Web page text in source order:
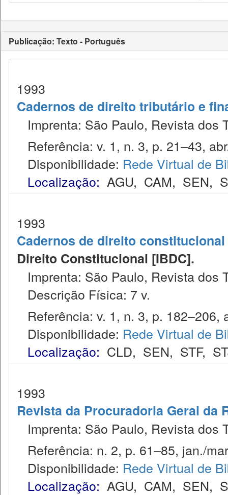
Publicação: Texto - Português
1993
Cadernos de direito tributário e
Imprenta: São Paulo, Revista dos
Referência: v. 1, n. 3, p. 21–43,
Disponibilidade: Rede Virtual de
Localização: AGU, CAM, SEN,
1993
Cadernos de direito
Direito Constitucional [IBDC].
Imprenta: São Paulo, Revista dos
Descrição Física: 7 v.
Referência: v. 1, n. 3, p. 182–206,
Disponibilidade: Rede Virtual de
Localização: CLD, SEN, STF,
1993
Revista da Procuradoria Geral da
Imprenta: São Paulo, Revista dos
Referência: n. 2, p. 61–85, jan./
Disponibilidade: Rede Virtual de
Localização: AGU, CAM, SEN,